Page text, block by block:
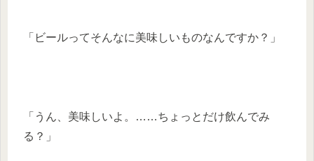
「ビールってそんなに美味しいものなんですか？」
「うん、美味しいよ。……ちょっとだけ飲んでみ
る？」